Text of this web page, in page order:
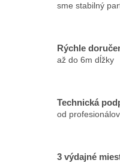
sme stabilný
Rýchle
až do 6m dĺžky
Technická
od profesionálov
3 výdajné